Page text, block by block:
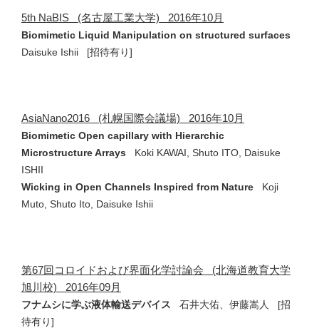
5th NaBIS (名古屋工業大学) 2016年10月
Biomimetic Liquid Manipulation on structured surfaces
Daisuke Ishii [招待有り]
AsiaNano2016 (札幌国際会議場) 2016年10月
Biomimetic Open capillary with Hierarchic
Microstructure Arrays Koki KAWAI, Shuto ITO, Daisuke
ISHII
Wicking in Open Channels Inspired from Nature Koji
Muto, Shuto Ito, Daisuke Ishii
第67回コロイドおよび界面化学討論会 (北海道教育大学
旭川校) 2016年09月
フナムシに学ぶ液体輸送デバイス 石井大佑、伊藤嵩人 [招
待有り]